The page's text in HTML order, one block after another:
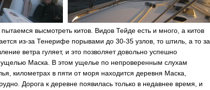
высмотреть китов. Видов Тейде есть и много, а китов
из-за Тенерифе порывами до 30-35 узлов, то штиль, а то за
ветра гуляет, и это позволяет довольно успешно
ущелью Маска. В этом ущелье по непроверенным слухам
километрах в пяти от моря находится деревня Маска,
Дорога к деревне появилась только в недавнее время, и